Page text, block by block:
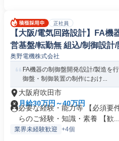
正社員
【大阪/電気回路設計】FA
営基盤/転勤無 組込/制御設計
ス制御)
奥野電機株式会社
FA機器の制御盤開発/設計/製造を
御盤・制御装置の制作におけ...
大阪府吹田市
月給30万円～40万円
必要な経験・能力等 【必須要
らのご経験・知識・素養 【歓...
業界未経験歓迎 +4個